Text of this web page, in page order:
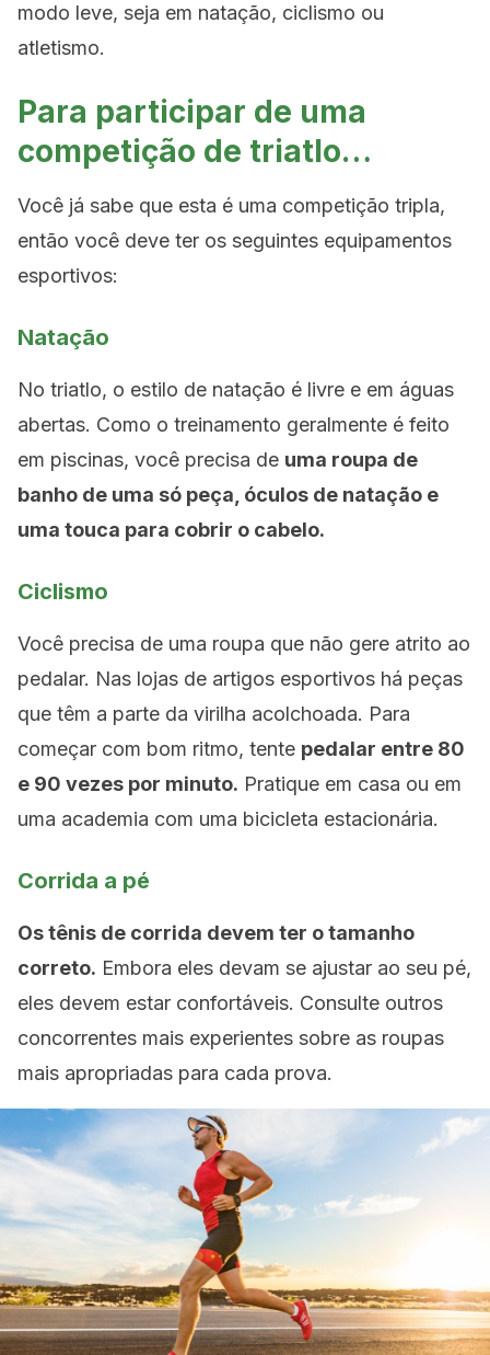
modo leve, seja em natação, ciclismo ou
atletismo.
Para participar de uma
competição de triatlo…
Você já sabe que esta é uma competição tripla,
então você deve ter os seguintes equipamentos
esportivos:
Natação
No triatlo, o estilo de natação é livre e em águas
abertas. Como o treinamento geralmente é feito
em piscinas, você precisa de uma roupa de
banho de uma só peça, óculos de natação e
uma touca para cobrir o cabelo.
Ciclismo
Você precisa de uma roupa que não gere atrito ao
pedalar. Nas lojas de artigos esportivos há peças
que têm a parte da virilha acolchoada. Para
começar com bom ritmo, tente pedalar entre 80
e 90 vezes por minuto. Pratique em casa ou em
uma academia com uma bicicleta estacionária.
Corrida a pé
Os tênis de corrida devem ter o tamanho
correto. Embora eles devam se ajustar ao seu pé,
eles devem estar confortáveis. Consulte outros
concorrentes mais experientes sobre as roupas
mais apropriadas para cada prova.